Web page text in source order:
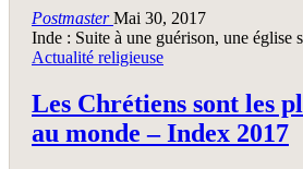
PostmasterMai 30, 2017
Inde : Suite à une guérison, une église
Actualité religieuse
Les Chrétiens sont les
au monde – Index 2017